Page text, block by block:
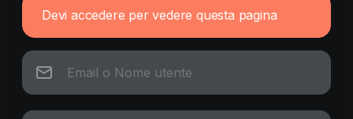
Devi accedere per vedere questa pagina